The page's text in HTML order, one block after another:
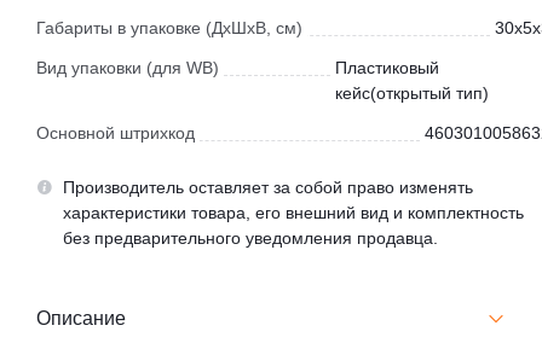
Габариты в упаковке (ДхШхВ, см)
Вид упаковки (для WB)
Пластиковый
кейс(открытый тип)
Основной штрихкод
Производитель оставляет за собой право изменять
характеристики товара, его внешний вид и комплектность
без предварительного уведомления продавца.
Описание